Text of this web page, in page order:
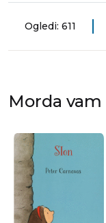
Ogledi: 611
Morda